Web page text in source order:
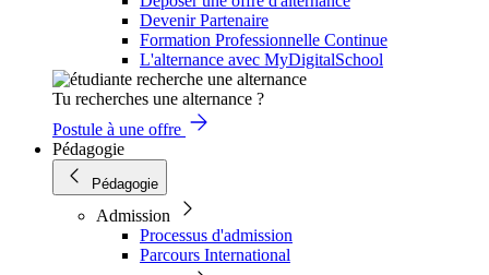
Devenir Partenaire
Formation Professionnelle Continue
L'alternance avec MyDigitalSchool
Tu recherches une alternance ?
Postule à une offre
Pédagogie
Pédagogie
Admission
Processus d'admission
Parcours International